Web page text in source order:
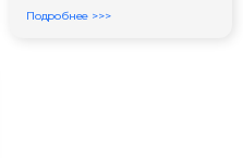
Подробнее >>>